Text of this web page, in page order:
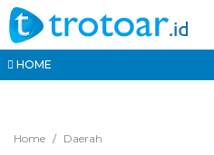
HOME
Home Daerah